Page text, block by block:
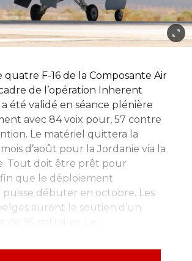
quatre F-16 de la Composante Air
de l’opération Inherent
a été validé en séance plénière
avec 84 voix pour, 57 contre
Le matériel quittera la
d’août pour la Jordanie via la
Tout doit être prêt pour
que le déploiement
débuter en octobre. Les
auront le soutien d’un